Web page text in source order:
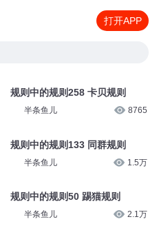
打开APP
规则中的规则258 卡贝规则
半条鱼儿 8765
规则中的规则133 同群规则
半条鱼儿 1.5万
规则中的规则50 踢猫规则
半条鱼儿 2.1万